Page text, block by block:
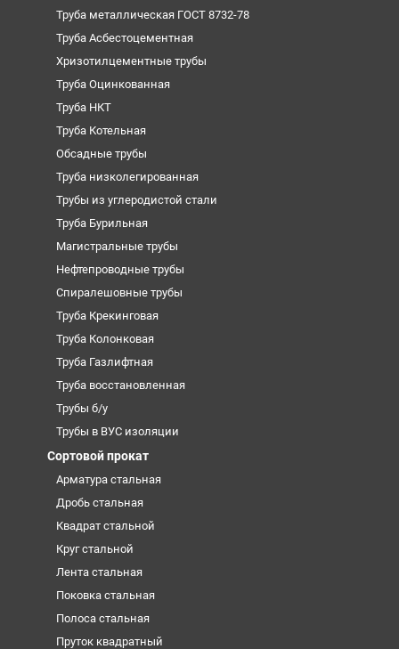
Труба металлическая ГОСТ 8732-78
Труба Асбестоцементная
Хризотилцементные трубы
Труба Оцинкованная
Труба НКТ
Труба Котельная
Обсадные трубы
Труба низколегированная
Трубы из углеродистой стали
Труба Бурильная
Магистральные трубы
Нефтепроводные трубы
Спиралешовные трубы
Труба Крекинговая
Труба Колонковая
Труба Газлифтная
Труба восстановленная
Трубы б/у
Трубы в ВУС изоляции
Сортовой прокат
Арматура стальная
Дробь стальная
Квадрат стальной
Круг стальной
Лента стальная
Поковка стальная
Полоса стальная
Пруток квадратный